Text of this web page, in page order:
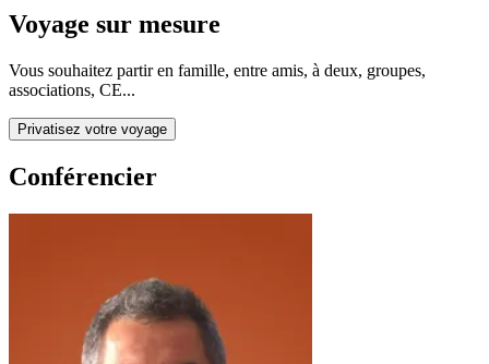
Voyage sur mesure
Vous souhaitez partir en famille, entre amis, à deux, groupes,
associations, CE...
Privatisez votre voyage
Conférencier